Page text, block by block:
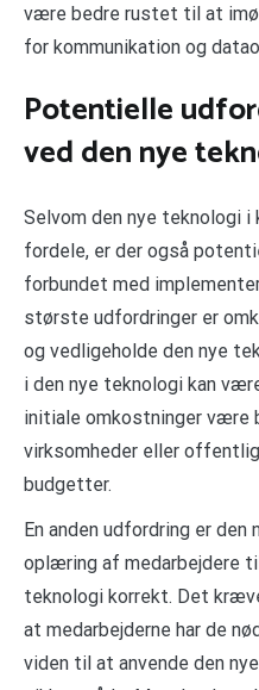
være bedre rustet til at
for kommunikation og
Potentielle
ved den nye
Selvom den nye teknologi i
fordele, er der også
forbundet med
største udfordringer er
og vedligeholde den nye
i den nye teknologi kan
initiale omkostninger være
virksomheder eller
budgetter.
En anden udfordring er den
oplæring af medarbejdere
teknologi korrekt. Det
at medarbejderne har de
viden til at anvende den